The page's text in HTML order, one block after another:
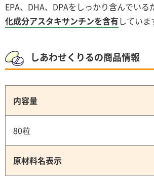
EPA、DHA、DPAをしっかり含んでいる
化成分アスタキサンチンを含有していま
しあわせくりるの商品情報
内容量
80粒
原材料名表示